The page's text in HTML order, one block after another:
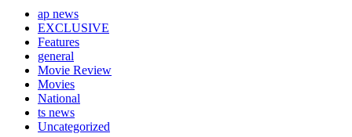
ap news
EXCLUSIVE
Features
general
Movie Review
Movies
National
ts news
Uncategorized